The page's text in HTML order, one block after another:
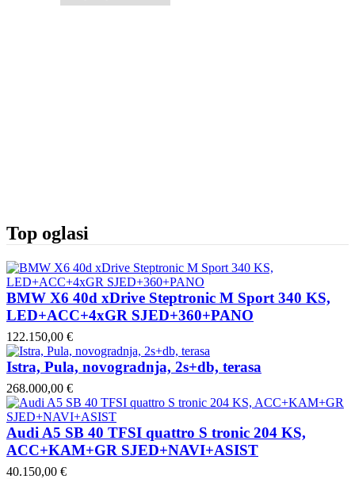
Top oglasi
BMW X6 40d xDrive Steptronic M Sport 340 KS,
LED+ACC+4xGR SJED+360+PANO
122.150,00 €
Istra, Pula, novogradnja, 2s+db, terasa
268.000,00 €
Audi A5 SB 40 TFSI quattro S tronic 204 KS,
ACC+KAM+GR SJED+NAVI+ASIST
40.150,00 €